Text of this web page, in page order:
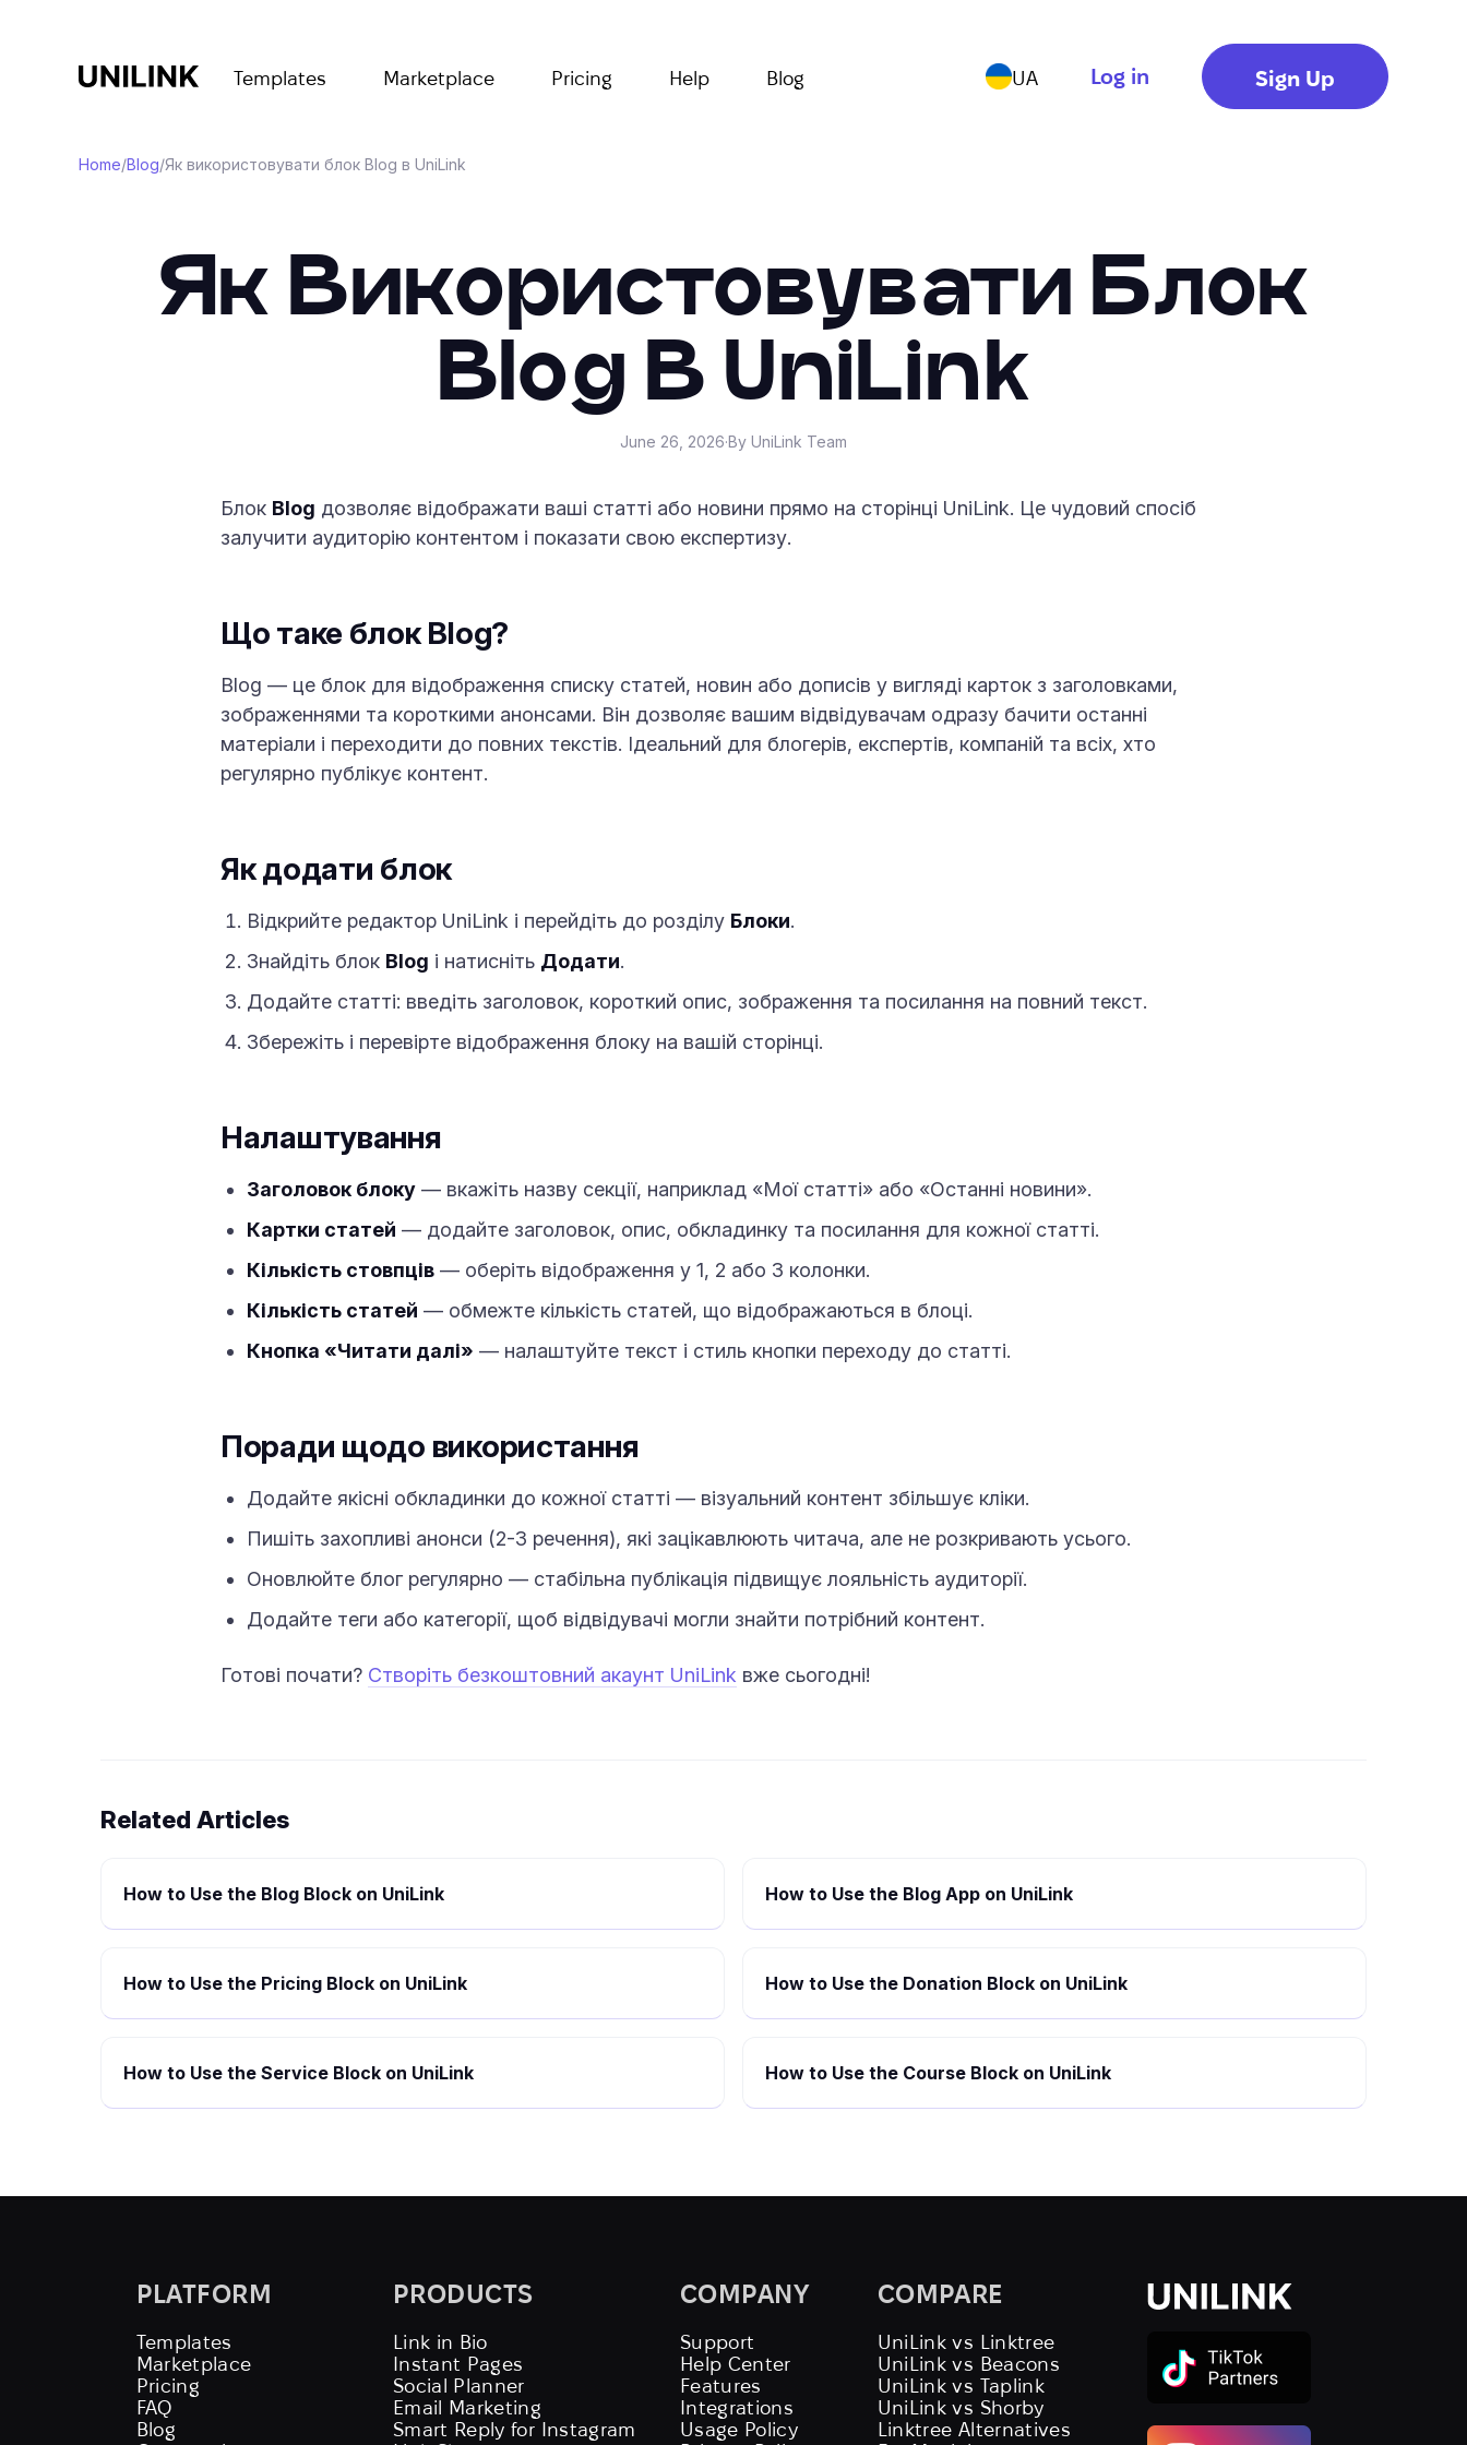
Templates Marketplace Pricing Help Blog UA Log in Sign Up
Home/Blog/Як використовувати блок Blog в UniLink
Як Використовувати Блок
Blog В UniLink
June 26, 2026·By UniLink Team
Блок Blog дозволяє відображати ваші статті або новини прямо на сторінці UniLink. Це чудовий спосіб
залучити аудиторію контентом і показати свою експертизу.
Що таке блок Blog?
Blog — це блок для відображення списку статей, новин або дописів у вигляді карток з заголовками,
зображеннями та короткими анонсами. Він дозволяє вашим відвідувачам одразу бачити останні
матеріали і переходити до повних текстів. Ідеальний для блогерів, експертів, компаній та всіх, хто
регулярно публікує контент.
Як додати блок
Відкрийте редактор UniLink і перейдіть до розділу Блоки.
Знайдіть блок Blog і натисніть Додати.
Додайте статті: введіть заголовок, короткий опис, зображення та посилання на повний текст.
Збережіть і перевірте відображення блоку на вашій сторінці.
Налаштування
Заголовок блоку — вкажіть назву секції, наприклад «Мої статті» або «Останні новини».
Картки статей — додайте заголовок, опис, обкладинку та посилання для кожної статті.
Кількість стовпців — оберіть відображення у 1, 2 або 3 колонки.
Кількість статей — обмежте кількість статей, що відображаються в блоці.
Кнопка «Читати далі» — налаштуйте текст і стиль кнопки переходу до статті.
Поради щодо використання
Додайте якісні обкладинки до кожної статті — візуальний контент збільшує кліки.
Пишіть захопливі анонси (2-3 речення), які зацікавлюють читача, але не розкривають усього.
Оновлюйте блог регулярно — стабільна публікація підвищує лояльність аудиторії.
Додайте теги або категорії, щоб відвідувачі могли знайти потрібний контент.
Готові почати? Створіть безкоштовний акаунт UniLink вже сьогодні!
Related Articles
How to Use the Blog Block on UniLink How to Use the Blog App on UniLink
How to Use the Pricing Block on UniLink How to Use the Donation Block on UniLink
How to Use the Service Block on UniLink How to Use the Course Block on UniLink
PLATFORM
Templates
Marketplace
Pricing
FAQ
Blog
PRODUCTS
Link in Bio
Instant Pages
Social Planner
Email Marketing
Smart Reply for Instagram
COMPANY
Support
Help Center
Features
Integrations
Usage Policy
COMPARE
UniLink vs Linktree
UniLink vs Beacons
UniLink vs Taplink
UniLink vs Shorby
Linktree Alternatives